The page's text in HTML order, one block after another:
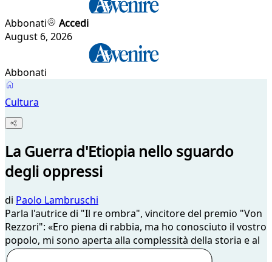
Abbonati
Accedi
August 6, 2026
Abbonati
Cultura
La Guerra d'Etiopia nello sguardo
degli oppressi
di Paolo Lambruschi
Parla l'autrice di "Il re ombra", vincitore del premio "Von
Rezzori": «Ero piena di rabbia, ma ho conosciuto il vostro
popolo, mi sono aperta alla complessità della storia e al